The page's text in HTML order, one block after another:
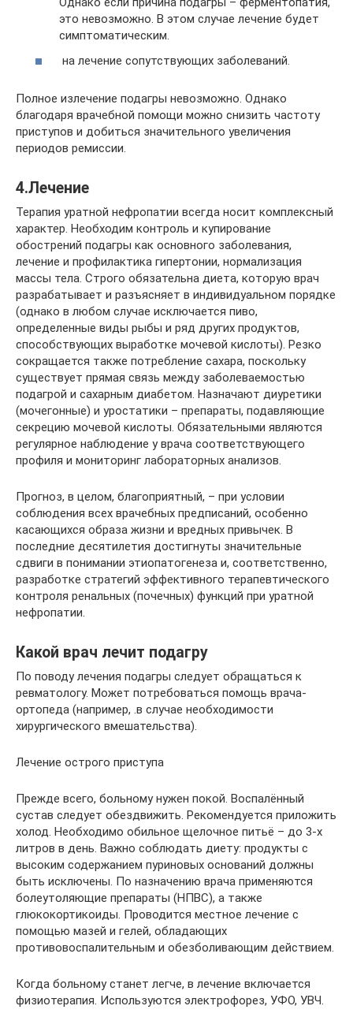
это невозможно. В этом случае лечение будет
симптоматическим.
на лечение сопутствующих заболеваний.
Полное излечение подагры невозможно. Однако
благодаря врачебной помощи можно снизить частоту
приступов и добиться значительного увеличения
периодов ремиссии.
4.Лечение
Терапия уратной нефропатии всегда носит комплексный
характер. Необходим контроль и купирование
обострений подагры как основного заболевания,
лечение и профилактика гипертонии, нормализация
массы тела. Строго обязательна диета, которую врач
разрабатывает и разъясняет в индивидуальном порядке
(однако в любом случае исключается пиво,
определенные виды рыбы и ряд других продуктов,
способствующих выработке мочевой кислоты). Резко
сокращается также потребление сахара, поскольку
существует прямая связь между заболеваемостью
подагрой и сахарным диабетом. Назначают диуретики
(мочегонные) и уростатики – препараты, подавляющие
секрецию мочевой кислоты. Обязательными являются
регулярное наблюдение у врача соответствующего
профиля и мониторинг лабораторных анализов.
Прогноз, в целом, благоприятный, – при условии
соблюдения всех врачебных предписаний, особенно
касающихся образа жизни и вредных привычек. В
последние десятилетия достигнуты значительные
сдвиги в понимании этиопатогенеза и, соответственно,
разработке стратегий эффективного терапевтического
контроля ренальных (почечных) функций при уратной
нефропатии.
Какой врач лечит подагру
По поводу лечения подагры следует обращаться к
ревматологу. Может потребоваться помощь врача-
ортопеда (например, .в случае необходимости
хирургического вмешательства).
Лечение острого приступа
Прежде всего, больному нужен покой. Воспалённый
сустав следует обездвижить. Рекомендуется приложить
холод. Необходимо обильное щелочное питьё – до 3-х
литров в день. Важно соблюдать диету: продукты с
высоким содержанием пуриновых оснований должны
быть исключены. По назначению врача применяются
болеутоляющие препараты (НПВС), а также
глюкокортикоиды. Проводится местное лечение с
помощью мазей и гелей, обладающих
противовоспалительным и обезболивающим действием.
Когда больному станет легче, в лечение включается
физиотерапия. Используются электрофорез, УФО, УВЧ.